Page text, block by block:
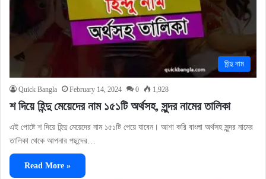
হিন্দু নাম
Quick Bangla February 14, 2024 0 1,928
শ দিয়ে হিন্দু মেয়েদের নাম ১৫১টি অর্থসহ, সুন্দর নামের তালিকা
এই পোষ্টে শ দিয়ে হিন্দু মেয়েদের নাম ১৫১টি পেয়ে যাবেন। আশা করি বাংলা অর্থসহ সুন্দর নামের
তালিকা থেকে আপনার পছন্দের…
Read More »